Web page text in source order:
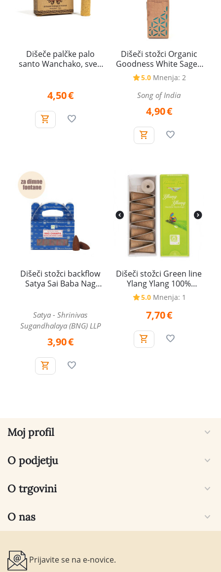
Dišeče palčke palo
santo Wanchako, sveti
4,50€
Dišeči stožci Organic
Goodness White Sage -
Beli žajbelj, jumbo s
podstavkom
5.0 Mnenja: 2
Song of India
4,90€
Dišeči stožci backflow
Satya Sai Baba Nag
Satya - Shrinivas
Sugandhalaya (BNG) LLP
3,90€
Dišeči stožci Green line
Ylang Ylang 100%
naravno
5.0 Mnenja: 1
7,70€
Moj profil
O podjetju
O trgovini
O nas
Prijavite se na e-novice.